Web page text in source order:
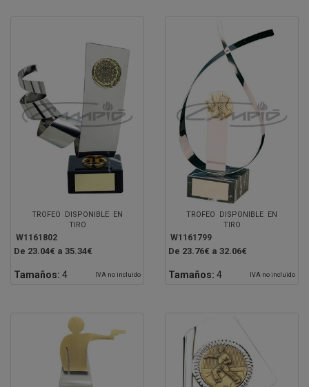
TROFEO DISPONIBLE EN
TIRO
W1161802
De 23.04€ a 35.34€
Tamaños: 4 IVA no incluido
TROFEO DISPONIBLE EN
TIRO
W1161799
De 23.76€ a 32.06€
Tamaños: 4 IVA no incluido